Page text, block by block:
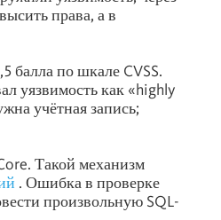
права, а в
балла по шкале CVSS.
уязвимость как «highly
учётная запись;
Такой механизм
. Ошибка в проверке
произвольную SQL-